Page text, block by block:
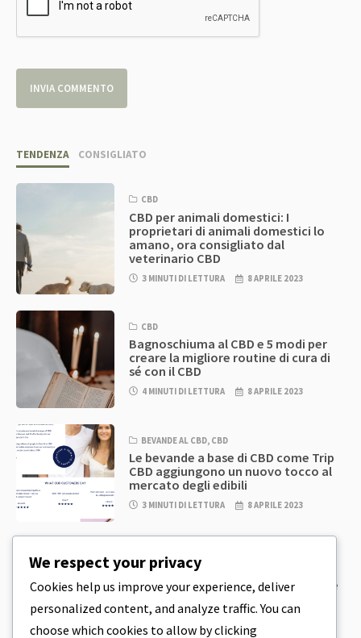
TENDENZA CONSIGLIATO
CBD
CBD per animali domestici: I
proprietari di animali domestici lo
amano, ora consigliato dal
veterinario CBD
3 MINUTI DI LETTURA 8 APRILE 2023
CBD
Bagnoschiuma al CBD e 5 modi per
creare la migliore routine di cura di
sé con il CBD
4 MINUTI DI LETTURA 8 APRILE 2023
BEVANDE AL CBD, CBD
Le bevande a base di CBD come Trip
CBD aggiungono un nuovo tocco al
mercato degli edibili
3 MINUTI DI LETTURA 8 APRILE 2023
CBD EDIBLES
Pasta per biscotti al CBD e prodotti
commestibili al CBD incredibilmente
semplici da preparare in casa
5 MINUTI DI LETTURA
We respect your privacy
Cookies help us improve your experience, deliver
personalized content, and analyze traffic. You can
choose which cookies to allow by clicking